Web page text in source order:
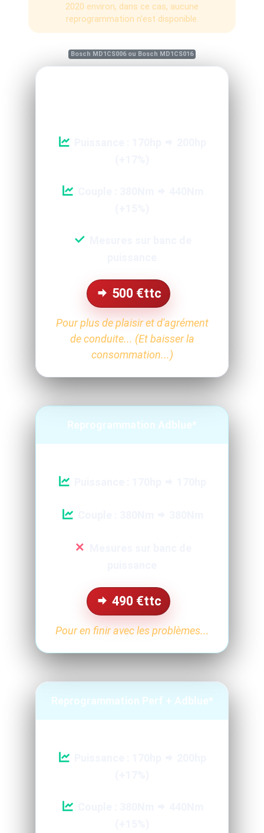
2020 environ, dans ce cas, aucune
reprogrammation n'est disponible.
Bosch MD1CS006 ou Bosch MD1CS016
500 €ttc
Pour plus de plaisir et d'agrément
de conduite... (Et baisser la
consommation...)
Reprogrammation Adblue*
490 €ttc
Pour en finir avec les problèmes...
Reprogrammation Perf + Adblue*